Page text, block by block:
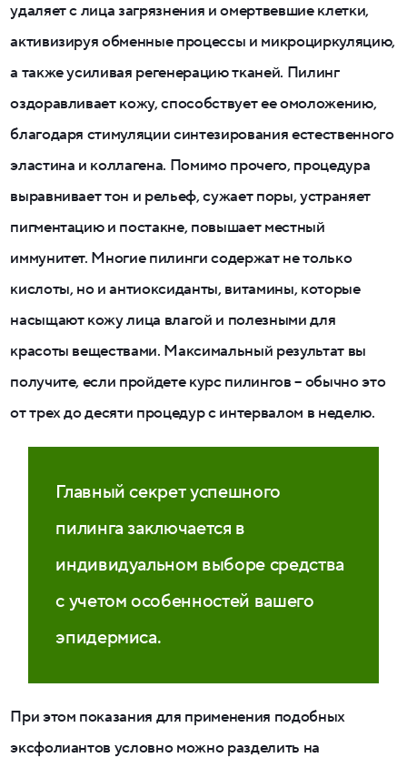
удаляет с лица загрязнения и омертвевшие клетки,
активизируя обменные процессы и микроциркуляцию,
а также усиливая регенерацию тканей. Пилинг
оздоравливает кожу, способствует ее омоложению,
благодаря стимуляции синтезирования естественного
эластина и коллагена. Помимо прочего, процедура
выравнивает тон и рельеф, сужает поры, устраняет
пигментацию и постакне, повышает местный
иммунитет. Многие пилинги содержат не только
кислоты, но и антиоксиданты, витамины, которые
насыщают кожу лица влагой и полезными для
красоты веществами. Максимальный результат вы
получите, если пройдете курс пилингов – обычно это
от трех до десяти процедур с интервалом в неделю.
Главный секрет успешного
пилинга заключается в
индивидуальном выборе средства
с учетом особенностей вашего
эпидермиса.
При этом показания для применения подобных
эксфолиантов условно можно разделить на